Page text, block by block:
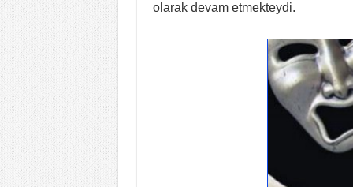
olarak devam etmekteydi.